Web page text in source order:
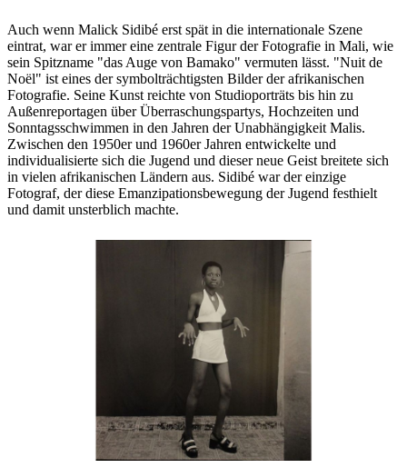
Auch wenn Malick Sidibé erst spät in die internationale Szene
eintrat, war er immer eine zentrale Figur der Fotografie in Mali, wie
sein Spitzname "das Auge von Bamako" vermuten lässt. "Nuit de
Noël" ist eines der symbolträchtigsten Bilder der afrikanischen
Fotografie. Seine Kunst reichte von Studioporträts bis hin zu
Außenreportagen über Überraschungspartys, Hochzeiten und
Sonntagsschwimmen in den Jahren der Unabhängigkeit Malis.
Zwischen den 1950er und 1960er Jahren entwickelte und
individualisierte sich die Jugend und dieser neue Geist breitete sich
in vielen afrikanischen Ländern aus. Sidibé war der einzige
Fotograf, der diese Emanzipationsbewegung der Jugend festhielt
und damit unsterblich machte.